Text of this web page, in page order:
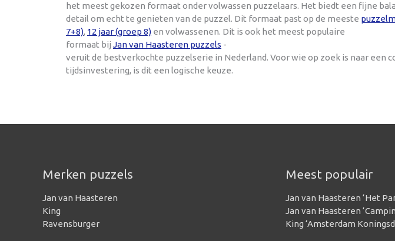
het meest gekozen formaat onder volwassen puzzelaars. Het biedt een fijne
detail om echt te genieten van de puzzel. Dit formaat past op de meeste
7+8), 12 jaar (groep 8) en volwassenen. Dit is ook het meest populaire
formaat bij Jan van Haasteren puzzels -
veruit de bestverkochte puzzelserie in Nederland. Voor wie op zoek is naar een
tijdsinvestering, is dit een logische keuze.
Merken puzzels
Jan van Haasteren
King
Ravensburger
Meest populair
Jan van Haasteren ‘Het
Jan van Haasteren
King ‘Amsterdam